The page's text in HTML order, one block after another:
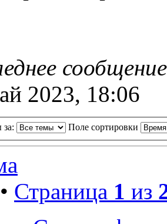
2023, 18:06
за: Поле сортировки
Страница 1 из